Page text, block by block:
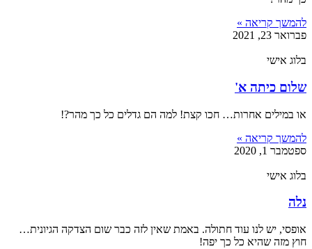
להמשך קריאה »
פברואר 23, 2021
בלוג אישי
שלום כיתה א'
או במילים אחרות… חכו קצת! למה הם גדלים כל כך מהר?!
להמשך קריאה »
ספטמבר 1, 2020
בלוג אישי
נלה
אופסי, יש לנו עוד חתולה. באמת שאין לזה כבר שום הצדקה הגיונית…
חוץ מזה שהיא כל כך יפה!